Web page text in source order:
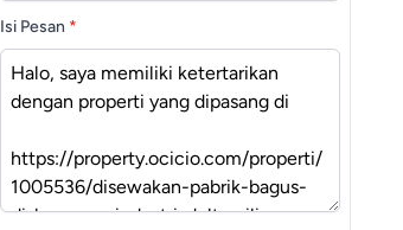
Isi Pesan *